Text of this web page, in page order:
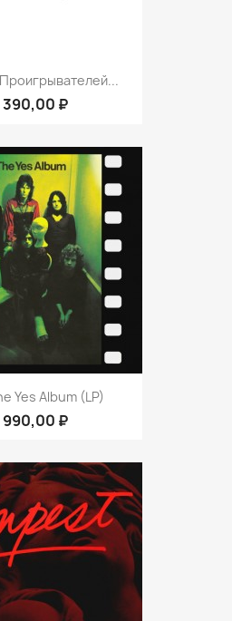
390,00 ₽
Yes Album (LP)
990,00 ₽